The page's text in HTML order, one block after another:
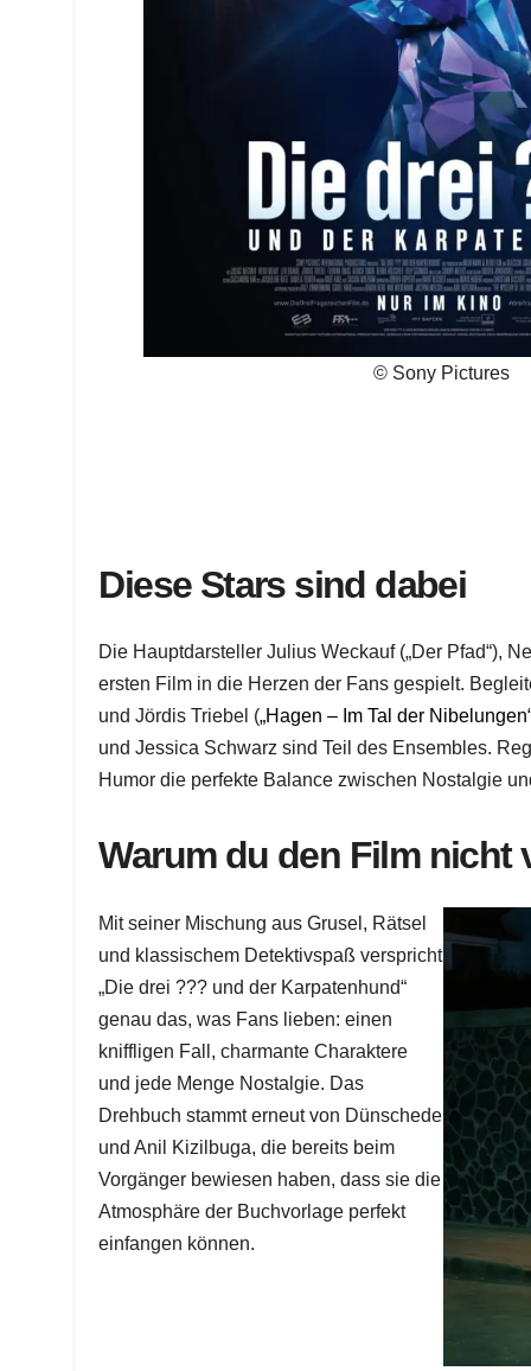
© Sony Pictures
Diese Stars sind dabei
Die Hauptdarsteller Julius Weckauf („Der Pfad“),
ersten Film in die Herzen der Fans gespielt.
und Jördis Triebel („Hagen – Im Tal der
und Jessica Schwarz sind Teil des Ensembles.
Humor die perfekte Balance zwischen Nostalgie
Warum du den Film nicht
Mit seiner Mischung aus Grusel, Rätsel
und klassischem Detektivspaß verspricht
„Die drei ??? und der Karpatenhund“
genau das, was Fans lieben: einen
kniffligen Fall, charmante Charaktere
und jede Menge Nostalgie. Das
Drehbuch stammt erneut von Dünschede
und Anil Kizilbuga, die bereits beim
Vorgänger bewiesen haben, dass sie die
Atmosphäre der Buchvorlage perfekt
einfangen können.